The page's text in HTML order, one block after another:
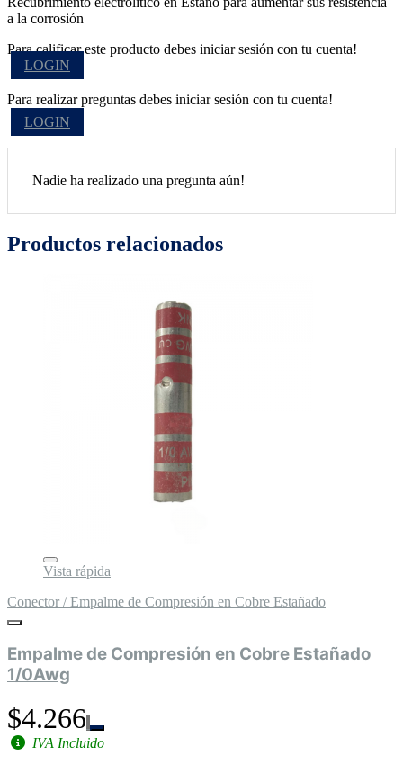
a la corrosión
Para calificar este producto debes iniciar sesión con tu cuenta!
LOGIN
Para realizar preguntas debes iniciar sesión con tu cuenta!
LOGIN
Nadie ha realizado una pregunta aún!
Productos relacionados
Vista rápida
Conector / Empalme de Compresión en Cobre Estañado
Empalme de Compresión en Cobre Estañado
1/0Awg
$4.266
IVA Incluido